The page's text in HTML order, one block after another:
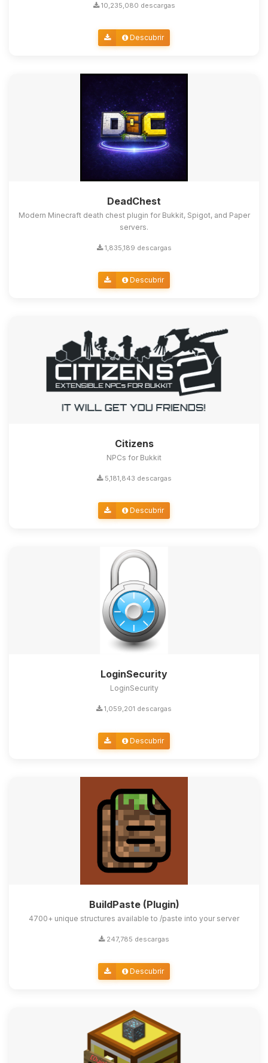
10,235,080 descargas
Descubrir
DeadChest
Modern Minecraft death chest plugin for Bukkit, Spigot, and Paper
servers.
1,835,189 descargas
Descubrir
Citizens
NPCs for Bukkit
5,181,843 descargas
Descubrir
LoginSecurity
LoginSecurity
1,059,201 descargas
Descubrir
BuildPaste (Plugin)
4700+ unique structures available to /paste into your server
247,785 descargas
Descubrir